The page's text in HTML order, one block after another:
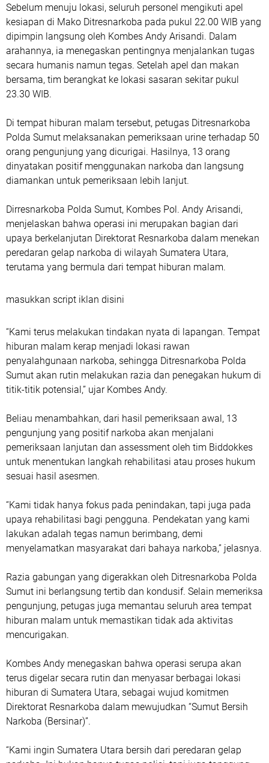
Sebelum menuju lokasi, seluruh personel mengikuti apel
kesiapan di Mako Ditresnarkoba pada pukul 22.00 WIB yang
dipimpin langsung oleh Kombes Andy Arisandi. Dalam
arahannya, ia menegaskan pentingnya menjalankan tugas
secara humanis namun tegas. Setelah apel dan makan
bersama, tim berangkat ke lokasi sasaran sekitar pukul
23.30 WIB.
Di tempat hiburan malam tersebut, petugas Ditresnarkoba
Polda Sumut melaksanakan pemeriksaan urine terhadap 50
orang pengunjung yang dicurigai. Hasilnya, 13 orang
dinyatakan positif menggunakan narkoba dan langsung
diamankan untuk pemeriksaan lebih lanjut.
Dirresnarkoba Polda Sumut, Kombes Pol. Andy Arisandi,
menjelaskan bahwa operasi ini merupakan bagian dari
upaya berkelanjutan Direktorat Resnarkoba dalam menekan
peredaran gelap narkoba di wilayah Sumatera Utara,
terutama yang bermula dari tempat hiburan malam.
masukkan script iklan disini
“Kami terus melakukan tindakan nyata di lapangan. Tempat
hiburan malam kerap menjadi lokasi rawan
penyalahgunaan narkoba, sehingga Ditresnarkoba Polda
Sumut akan rutin melakukan razia dan penegakan hukum di
titik-titik potensial,” ujar Kombes Andy.
Beliau menambahkan, dari hasil pemeriksaan awal, 13
pengunjung yang positif narkoba akan menjalani
pemeriksaan lanjutan dan assessment oleh tim Biddokkes
untuk menentukan langkah rehabilitasi atau proses hukum
sesuai hasil asesmen.
“Kami tidak hanya fokus pada penindakan, tapi juga pada
upaya rehabilitasi bagi pengguna. Pendekatan yang kami
lakukan adalah tegas namun berimbang, demi
menyelamatkan masyarakat dari bahaya narkoba,” jelasnya.
Razia gabungan yang digerakkan oleh Ditresnarkoba Polda
Sumut ini berlangsung tertib dan kondusif. Selain memeriksa
pengunjung, petugas juga memantau seluruh area tempat
hiburan malam untuk memastikan tidak ada aktivitas
mencurigakan.
Kombes Andy menegaskan bahwa operasi serupa akan
terus digelar secara rutin dan menyasar berbagai lokasi
hiburan di Sumatera Utara, sebagai wujud komitmen
Direktorat Resnarkoba dalam mewujudkan “Sumut Bersih
Narkoba (Bersinar)”.
“Kami ingin Sumatera Utara bersih dari peredaran gelap